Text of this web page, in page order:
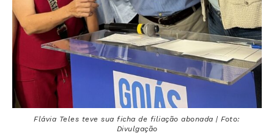
Flávia Teles teve sua ficha de filiação abonada | Foto:
Divulgação